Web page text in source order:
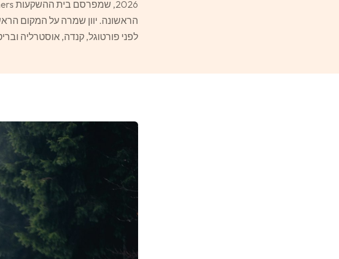
הראשונה. יוון שמרה על המקום
לפני פורטוגל, קנדה, אוסטרליה